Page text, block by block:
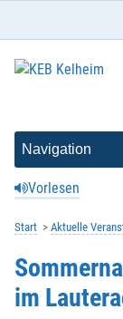
Vorlesen
Start Aktuelle
im